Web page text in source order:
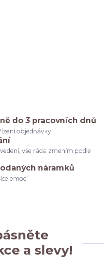
svatbu
do 3 pracovních dnů
objednávky
vše ráda změním podle
náramků
emocí
a slevy!